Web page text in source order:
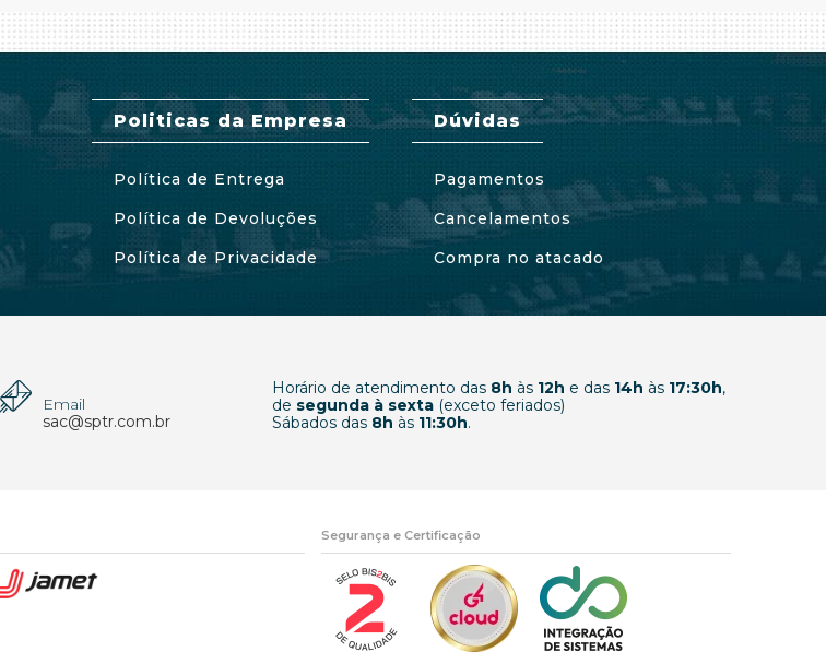
Politicas da Empresa
Política de Entrega
Política de Devoluções
Política de Privacidade
Dúvidas
Pagamentos
Cancelamentos
Compra no atacado
Email
sac@sptr.com.br
Horário de atendimento das 8h às 12h e das 14h às 17:30h,
de segunda à sexta (exceto feriados)
Sábados das 8h às 11:30h.
Segurança e Certificação